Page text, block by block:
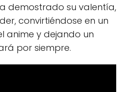
demostrado su valentía,
convirtiéndose en un
anime y dejando un
por siempre.